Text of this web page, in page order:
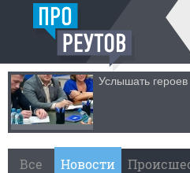
Услышать героев
Все Новости